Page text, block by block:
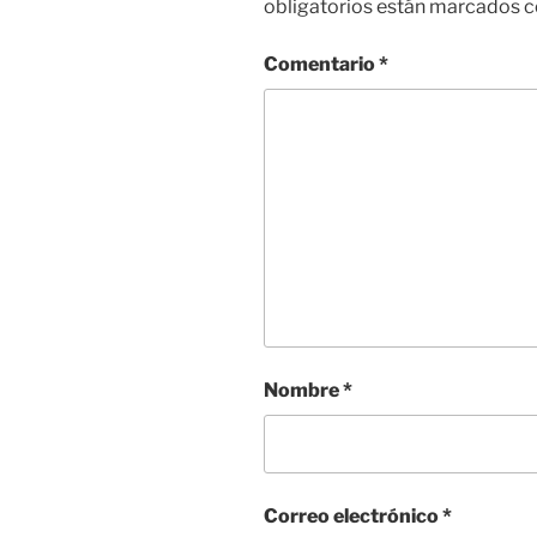
obligatorios están marcados
Comentario*
Nombre*
Correo electrónico*